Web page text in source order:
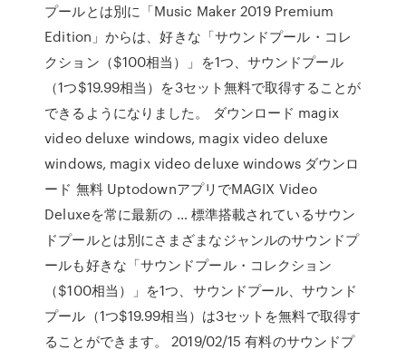
プールとは別に「Music Maker 2019 Premium
Edition」からは、好きな「サウンドプール・コレ
クション（$100相当）」を1つ、サウンドプール
（1つ$19.99相当）を3セット無料で取得することが
できるようになりました。 ダウンロード magix
video deluxe windows, magix video deluxe
windows, magix video deluxe windows ダウンロ
ード 無料 UptodownアプリでMAGIX Video
Deluxeを常に最新の … 標準搭載されているサウン
ドプールとは別にさまざまなジャンルのサウンドプ
ールも好きな「サウンドプール・コレクション
（$100相当）」を1つ、サウンドプール、サウンド
プール（1つ$19.99相当）は3セットを無料で取得す
ることができます。 2019/02/15 有料のサウンドプ